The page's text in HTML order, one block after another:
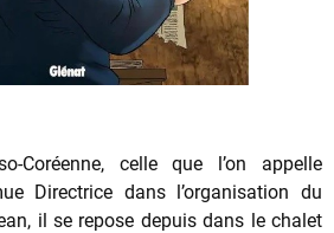
Coréenne, celle que l’on appelle
Directrice dans l’organisation du
il se repose depuis dans le chalet